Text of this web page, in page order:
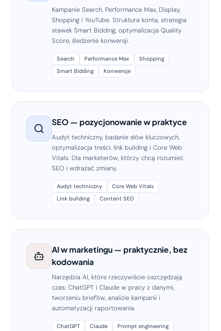
Kampanie Search, Performance Max, Display,
Shopping i YouTube. Struktura konta, strategia
stawek Smart Bidding, optymalizacja Quality
Score, śledzenie konwersji.
Search Performance Max
Shopping
Smart Bidding
Konwersje
SEO — pozycjonowanie w praktyce
Audyt techniczny, badanie słów kluczowych,
optymalizacja treści, link building i Core Web
Vitals. Dla marketerów, którzy chcą rozumieć
SEO i wdrażać zmiany.
Audyt techniczny
Core Web Vitals
Link building
Content SEO
AI w marketingu — praktycznie, bez
kodowania
Narzędzia AI, które rzeczywiście oszczędzają
czas: ChatGPT i Claude w pracy z danymi,
tworzeniu brief'ów, analizie kampanii i
automatyzacji raportowania.
ChatGPT Claude Prompt engineering